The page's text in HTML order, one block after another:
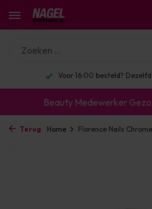
Voor 16:00 besteld?
Beauty Medewerker
Terug Home Florence Nails